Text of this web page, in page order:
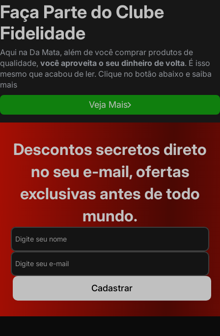
Faça Parte do Clube
Fidelidade
Aqui na Da Mata, além de você comprar produtos de
qualidade, você aproveita o seu dinheiro de volta. É isso
mesmo que acabou de ler. Clique no botão abaixo e saiba
mais
Veja Mais
Descontos secretos direto
no seu e-mail, ofertas
exclusivas antes de todo
mundo.
Cadastrar